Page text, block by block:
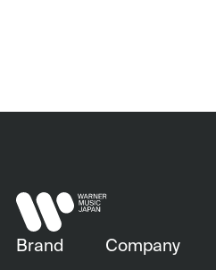
Brand Company